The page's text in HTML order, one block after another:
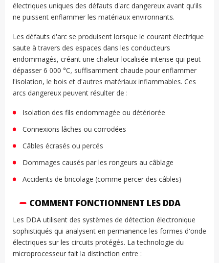
électriques uniques des défauts d'arc dangereux avant qu'ils
ne puissent enflammer les matériaux environnants.
Les défauts d'arc se produisent lorsque le courant électrique
saute à travers des espaces dans les conducteurs
endommagés, créant une chaleur localisée intense qui peut
dépasser 6 000 °C, suffisamment chaude pour enflammer
l'isolation, le bois et d'autres matériaux inflammables. Ces
arcs dangereux peuvent résulter de :
Isolation des fils endommagée ou détériorée
Connexions lâches ou corrodées
Câbles écrasés ou percés
Dommages causés par les rongeurs au câblage
Accidents de bricolage (comme percer des câbles)
COMMENT FONCTIONNENT LES DDA
Les DDA utilisent des systèmes de détection électronique
sophistiqués qui analysent en permanence les formes d'onde
électriques sur les circuits protégés. La technologie du
microprocesseur fait la distinction entre :